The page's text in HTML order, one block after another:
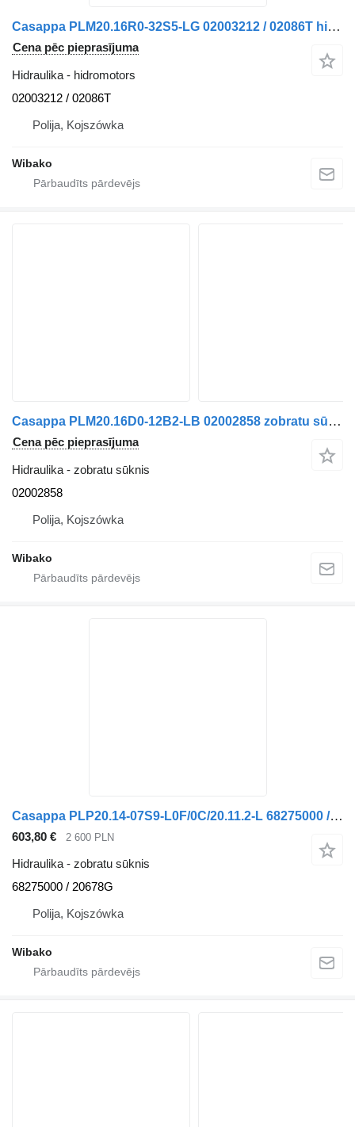
Casappa PLM20.16R0-32S5-LG 02003212 / 02086T hidromotors
Cena pēc pieprasījuma
Hidraulika - hidromotors
02003212 / 02086T
Polija, Kojszówka
Wibako
Casappa PLM20.16D0-12B2-LB 02002858 zobratu sūknis
Cena pēc pieprasījuma
Hidraulika - zobratu sūknis
02002858
Polija, Kojszówka
Wibako
Casappa PLP20.14-07S9-L0F/0C/20.11.2-L 68275000 / 20678G zobratu sūknis
603,80 € 2 600 PLN
Hidraulika - zobratu sūknis
68275000 / 20678G
Polija, Kojszówka
Wibako